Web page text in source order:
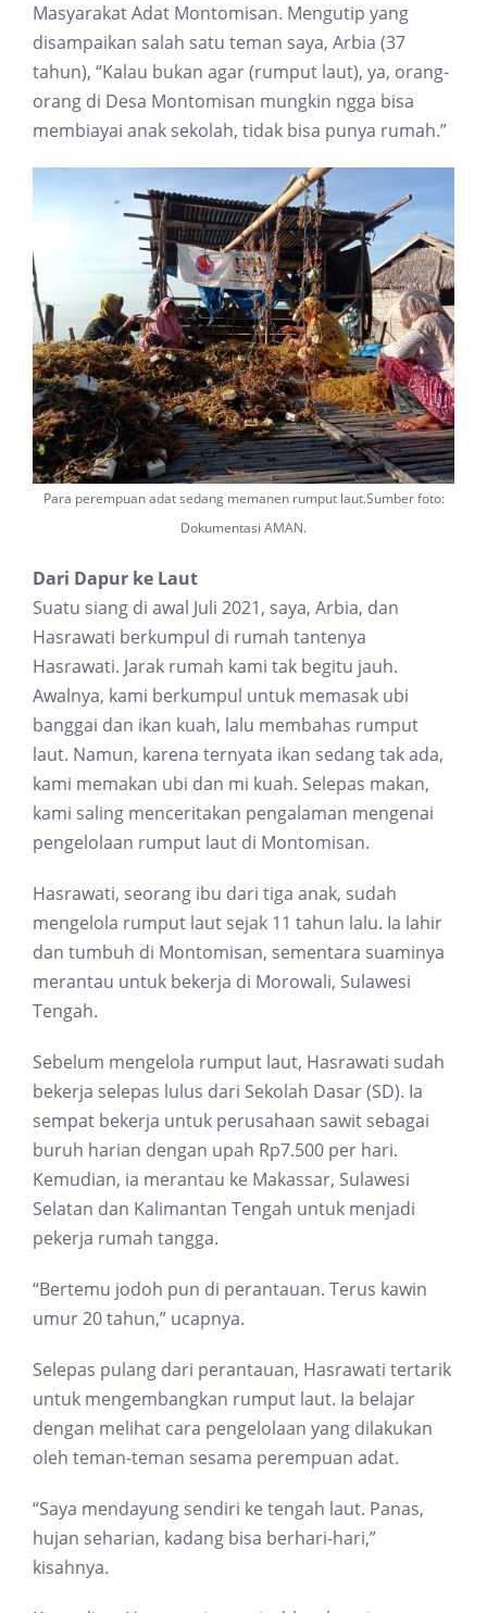
Masyarakat Adat Montomisan. Mengutip yang
disampaikan salah satu teman saya, Arbia (37
tahun), “Kalau bukan agar (rumput laut), ya, orang-
orang di Desa Montomisan mungkin ngga bisa
membiayai anak sekolah, tidak bisa punya rumah.”
Para perempuan adat sedang memanen rumput laut.Sumber foto:
Dokumentasi AMAN.
Dari Dapur ke Laut
Suatu siang di awal Juli 2021, saya, Arbia, dan
Hasrawati berkumpul di rumah tantenya
Hasrawati. Jarak rumah kami tak begitu jauh.
Awalnya, kami berkumpul untuk memasak ubi
banggai dan ikan kuah, lalu membahas rumput
laut. Namun, karena ternyata ikan sedang tak ada,
kami memakan ubi dan mi kuah. Selepas makan,
kami saling menceritakan pengalaman mengenai
pengelolaan rumput laut di Montomisan.
Hasrawati, seorang ibu dari tiga anak, sudah
mengelola rumput laut sejak 11 tahun lalu. Ia lahir
dan tumbuh di Montomisan, sementara suaminya
merantau untuk bekerja di Morowali, Sulawesi
Tengah.
Sebelum mengelola rumput laut, Hasrawati sudah
bekerja selepas lulus dari Sekolah Dasar (SD). Ia
sempat bekerja untuk perusahaan sawit sebagai
buruh harian dengan upah Rp7.500 per hari.
Kemudian, ia merantau ke Makassar, Sulawesi
Selatan dan Kalimantan Tengah untuk menjadi
pekerja rumah tangga.
“Bertemu jodoh pun di perantauan. Terus kawin
umur 20 tahun,” ucapnya.
Selepas pulang dari perantauan, Hasrawati tertarik
untuk mengembangkan rumput laut. Ia belajar
dengan melihat cara pengelolaan yang dilakukan
oleh teman-teman sesama perempuan adat.
“Saya mendayung sendiri ke tengah laut. Panas,
hujan seharian, kadang bisa berhari-hari,”
kisahnya.